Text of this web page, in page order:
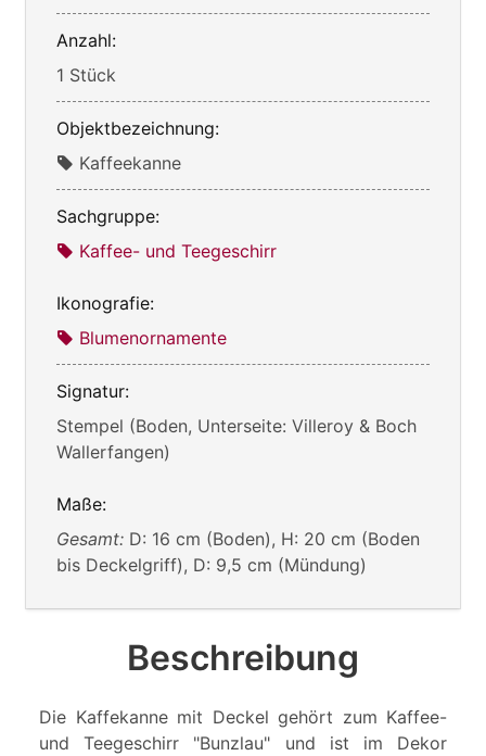
Anzahl:
1 Stück
Objektbezeichnung:
Kaffeekanne
Sachgruppe:
Kaffee- und Teegeschirr
Ikonografie:
Blumenornamente
Signatur:
Stempel (Boden, Unterseite: Villeroy & Boch
Wallerfangen)
Maße:
Gesamt: D: 16 cm (Boden), H: 20 cm (Boden
bis Deckelgriff), D: 9,5 cm (Mündung)
Beschreibung
Die Kaffekanne mit Deckel gehört zum Kaffee-
und Teegeschirr "Bunzlau" und ist im Dekor